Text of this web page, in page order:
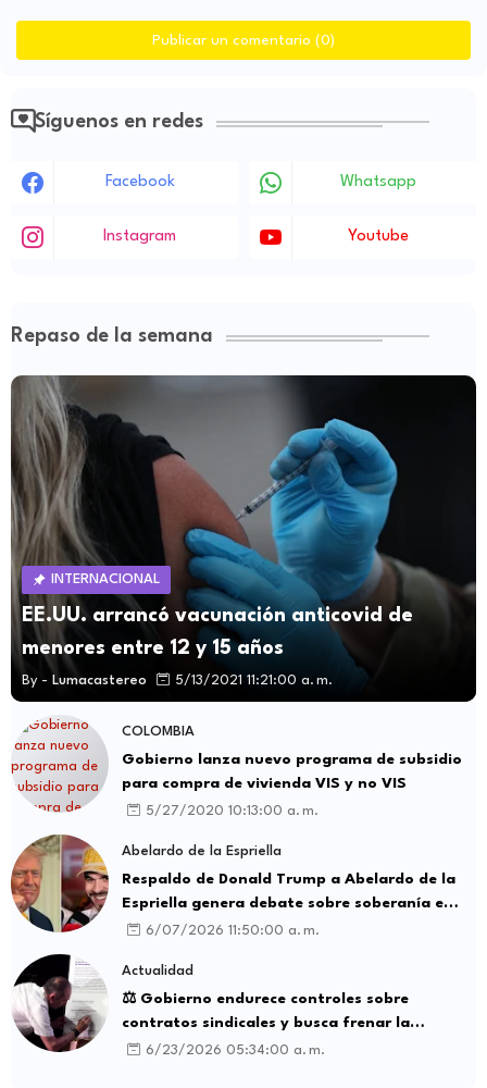
Publicar un comentario (0)
Síguenos en redes
Facebook Whatsapp
Instagram Youtube
Repaso de la semana
INTERNACIONAL
EE.UU. arrancó vacunación anticovid de
menores entre 12 y 15 años
By - Lumacastereo 5/13/2021 11:21:00 a. m.
COLOMBIA
Gobierno lanza nuevo programa de subsidio
para compra de vivienda VIS y no VIS
5/27/2020 10:13:00 a. m.
Abelardo de la Espriella
Respaldo de Donald Trump a Abelardo de la
Espriella genera debate sobre soberanía e
influencia internacional
6/07/2026 11:50:00 a. m.
Actualidad
⚖️ Gobierno endurece controles sobre
contratos sindicales y busca frenar la
intermediación laboral ilegal
6/23/2026 05:34:00 a. m.